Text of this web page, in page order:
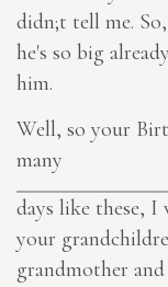
didn;t tell me.
he's so big
him.
Well, so your
many
days like these, I
your
grandmother and